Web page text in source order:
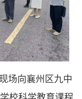
场向襄州区九中